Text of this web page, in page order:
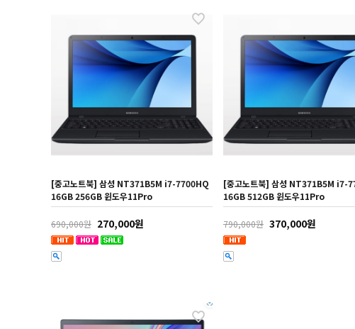
[중고노트북] 삼성 NT371B5M i7-7700HQ
16GB 256GB 윈도우11Pro
690,000원 270,000원
[중고노트북] 삼성 NT371B5M i7-
16GB 512GB 윈도우11Pro
790,000원 370,000원